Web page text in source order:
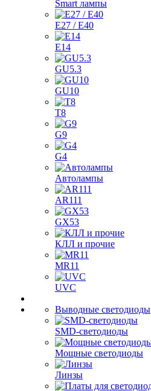
Smart лампы
E27 / E40
E14
GU5.3
GU10
T8
G9
G4
Автолампы
AR111
GX53
КЛЛ и прочие
MR11
UVC
Выводные светодиоды
SMD-светодиоды
Мощные светодиоды
Линзы